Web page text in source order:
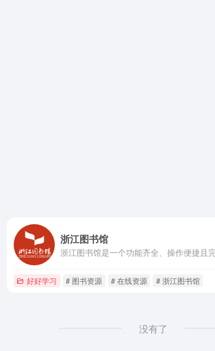
浙江图书馆
好好学习 # 图书资源 # 在线资源 # 浙江图书馆
没有了